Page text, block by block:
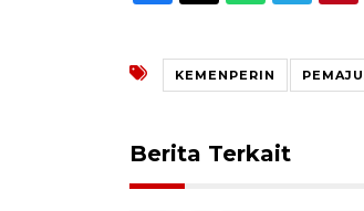
KEMENPERIN
Berita Terkait